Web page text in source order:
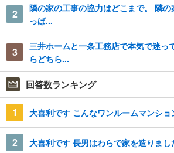
2
隣の家の工事の協力はどこまで。 隣
っぱ...
3
三井ホームと一条工務店で本気で迷っ
らどちら...
回答数ランキング
1 大喜利です こんなワンルームマンショ
2 大喜利です 長男はわらで家を造りま